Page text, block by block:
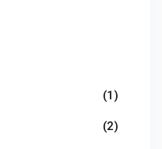
(1)
(2)